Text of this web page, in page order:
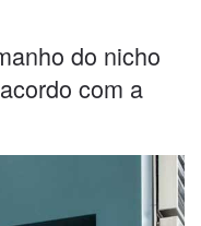
do nicho
com a